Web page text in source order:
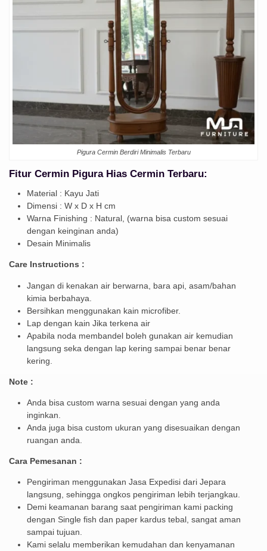
Pigura Cermin Berdiri Minimalis Terbaru
Fitur Cermin Pigura Hias Cermin Terbaru:
Material : Kayu Jati
Dimensi : W x D x H cm
Warna Finishing : Natural, (warna bisa custom sesuai
dengan keinginan anda)
Desain Minimalis
Care Instructions :
Jangan di kenakan air berwarna, bara api, asam/bahan
kimia berbahaya.
Bersihkan menggunakan kain microfiber.
Lap dengan kain Jika terkena air
Apabila noda membandel boleh gunakan air kemudian
langsung seka dengan lap kering sampai benar benar
kering.
Note :
Anda bisa custom warna sesuai dengan yang anda
inginkan.
Anda juga bisa custom ukuran yang disesuaikan dengan
ruangan anda.
Cara Pemesanan :
Pengiriman menggunakan Jasa Expedisi dari Jepara
langsung, sehingga ongkos pengiriman lebih terjangkau.
Demi keamanan barang saat pengiriman kami packing
dengan Single fish dan paper kardus tebal, sangat aman
sampai tujuan.
Kami selalu memberikan kemudahan dan kenyamanan